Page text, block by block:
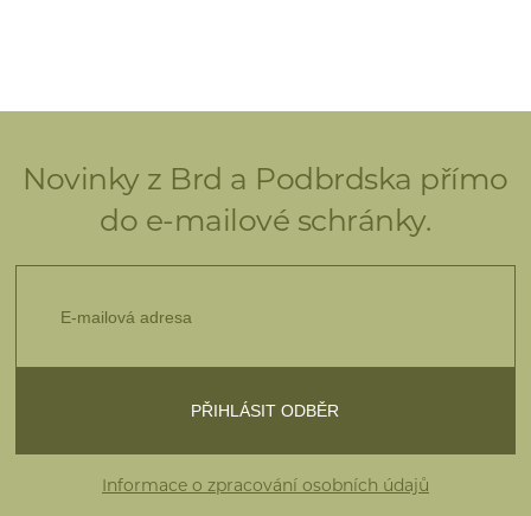
Novinky z Brd a Podbrdska přímo
do e-mailové schránky.
Informace o zpracování osobních údajů